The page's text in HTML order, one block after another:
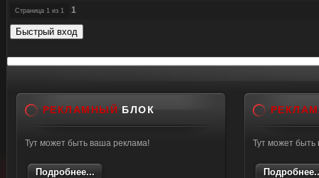
Страница 1 из 1 1
РЕКЛАМНЫЙ БЛОК
Тут может быть ваша реклама!
Подробнее...
Тут может